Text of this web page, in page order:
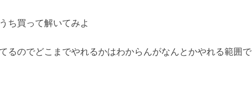
ち買って解いてみよ
るのでどこまでやれるかはわからんがなんとかやれる範囲で